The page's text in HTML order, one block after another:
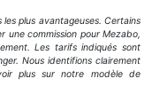
plus avantageuses. Certains
une commission pour Mezabo,
Les tarifs indiqués sont
Nous identifions clairement
plus sur notre modèle de